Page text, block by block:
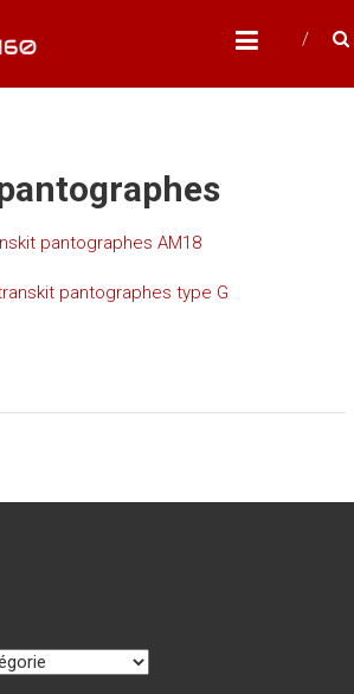
N
pantographes AM18
pantographes type G